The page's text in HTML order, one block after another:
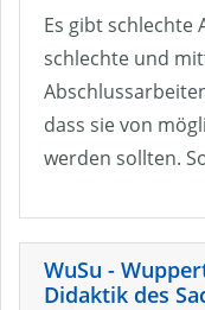
Es gibt schlechte
schlechte und
dass sie von
werden sollten.
WuSu -
Didaktik des